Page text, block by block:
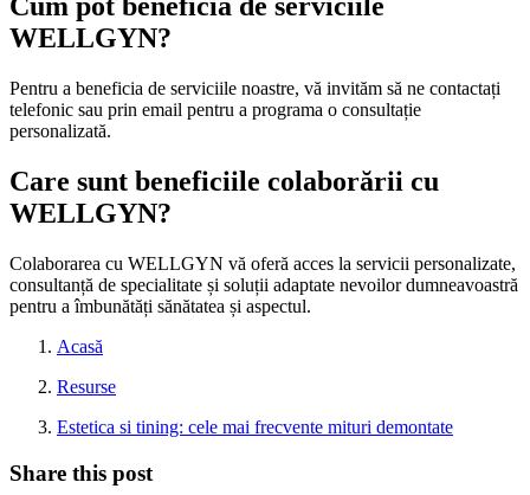
WELLGYN?
Pentru a beneficia de serviciile noastre, vă invităm să ne contactați
telefonic sau prin email pentru a programa o consultație
personalizată.
Care sunt beneficiile colaborării cu
WELLGYN?
Colaborarea cu WELLGYN vă oferă acces la servicii personalizate,
consultanță de specialitate și soluții adaptate nevoilor dumneavoastră
pentru a îmbunătăți sănătatea și aspectul.
Acasă
Resurse
Estetica si tining: cele mai frecvente mituri demontate
Share this post